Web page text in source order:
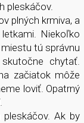
pleskáčov.
plných krmiva, a
Niekoľko
tú správnu
chytať.
začiatok môže
loviť. Opatrný
Ak by